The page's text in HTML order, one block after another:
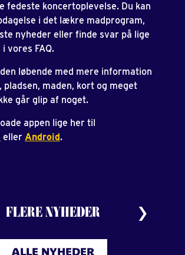
fedeste koncertoplevelse. Du kan
i det lækre madprogram,
nyheder eller finde svar på lige
vores FAQ.
løbende med mere information
pladsen, maden, kort og meget
går glip af noget.
appen lige her til
eller Android.
FLERE NYHEDER
ALLE NYHEDER